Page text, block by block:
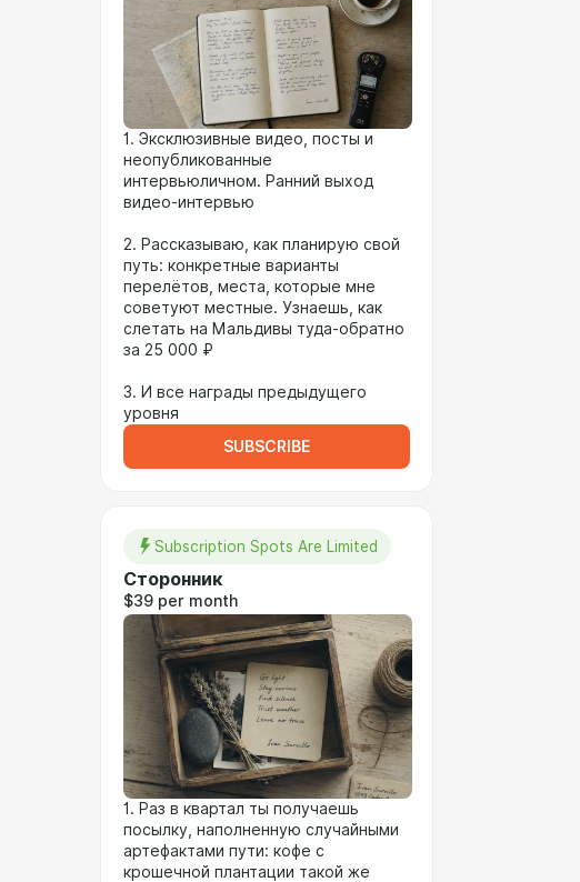
1. Эксклюзивные видео, посты и
неопубликованные
интервьюличном. Ранний выход
видео-интервью
2. Рассказываю, как планирую свой
путь: конкретные варианты
перелётов, места, которые мне
советуют местные. Узнаешь, как
слетать на Мальдивы туда-обратно
за 25 000 ₽
3. И все награды предыдущего
уровня
SUBSCRIBE
Subscription Spots Are Limited
Сторонник
$39 per month
1. Раз в квартал ты получаешь
посылку, наполненную случайными
артефактами пути: кофе с
крошечной плантации такой же